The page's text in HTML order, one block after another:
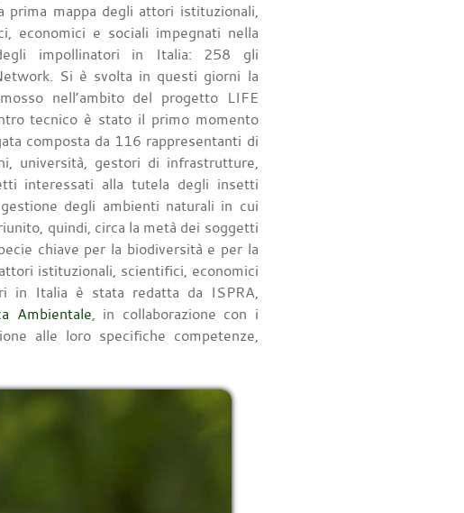
prima mappa degli attori istituzionali,
economici e sociali impegnati nella
impollinatori in Italia: 258 gli
Si è svolta in questi giorni la
nell’ambito del progetto LIFE
tecnico è stato il primo momento
composta da 116 rappresentanti di
università, gestori di infrastrutture,
interessati alla tutela degli insetti
degli ambienti naturali in cui
quindi, circa la metà dei soggetti
chiave per la biodiversità e per la
istituzionali, scientifici, economici
in Italia è stata redatta da ISPRA,
Ambientale, in collaborazione con i
alle loro specifiche competenze,